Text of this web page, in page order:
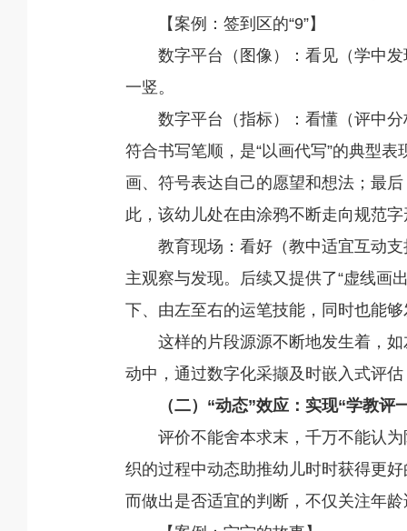
【案例：签到区的“9”】
数字平台（图像）：看见（学中
一竖。
数字平台（指标）：看懂（评中
符合书写笔顺，是“以画代写”的典型
画、符号表达自己的愿望和想法；最
此，该幼儿处在由涂鸦不断走向规范
教育现场：看好（教中适宜互动
主观察与发现。后续又提供了“虚线画
下、由左至右的运笔技能，同时也能
这样的片段源源不断地发生着，
动中，通过数字化采撷及时嵌入式评
（二）“动态”效应：实现“学教评
评价不能舍本求末，千万不能认
织的过程中动态助推幼儿时时获得更
而做出是否适宜的判断，不仅关注年